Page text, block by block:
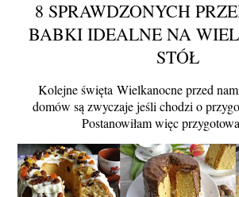
8 SPRAWDZONYCH
BABKI IDEALNE NA
STÓŁ
Kolejne święta Wielkanocne przed
domów są zwyczaje jeśli chodzi o
Postanowiłam więc